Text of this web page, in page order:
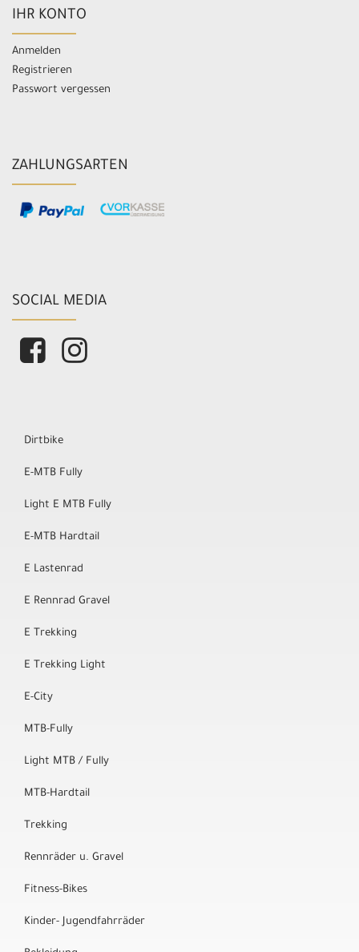
IHR KONTO
Anmelden
Registrieren
Passwort vergessen
ZAHLUNGSARTEN
SOCIAL MEDIA
Dirtbike
E-MTB Fully
Light E MTB Fully
E-MTB Hardtail
E Lastenrad
E Rennrad Gravel
E Trekking
E Trekking Light
E-City
MTB-Fully
Light MTB / Fully
MTB-Hardtail
Trekking
Rennräder u. Gravel
Fitness-Bikes
Kinder- Jugendfahrräder